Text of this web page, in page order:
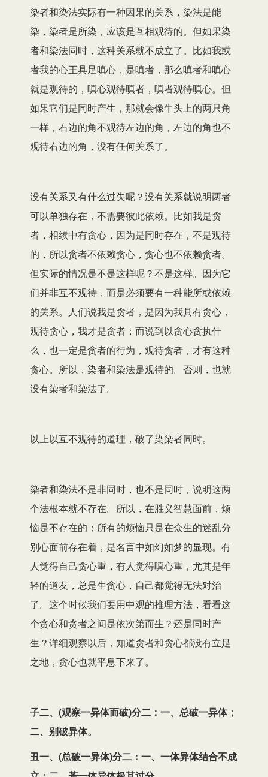
染者和染法实际有一种因果的关系，染法是能
染，染者是所染，应该是互相观待的。但如果染
者和染法同时，这种关系就不成立了。比如我或
者我的心王具足嗔心，是嗔者，那么嗔者和嗔心
就是观待的，嗔心观待嗔者，嗔者观待嗔心。但
如果它们是同时产生，那就会像牛头上的两只角
一样，右边的角不观待左边的角，左边的角也不
观待右边的角，没有任何关系了。
没有关系又有什么过失呢？没有关系就说明两者
可以单独存在，不需要彼此依赖。比如我是贪
者，相续中有贪心，因为是同时存在，不是观待
的，所以贪者不依赖贪心，贪心也不依赖贪者。
但实际的情况是不是这样呢？不是这样。因为它
们并非互不观待，而是必须要有一种能所或依赖
的关系。人们说我是贪者，是因为我具有贪心，
观待贪心，我才是贪者；而说到以贪心贪执什
么，也一定是贪者的行为，观待贪者，才有这种
贪心。所以，染者和染法是观待的。否则，也就
没有染者和染法了。
以上以互不观待的道理，破了染染者同时。
染者和染法不是非同时，也不是同时，说明这两
个法根本就不存在。所以，在胜义智慧面前，烦
恼是不存在的；所有的烦恼只是在众生的迷乱分
别心面前存在着，是名言中如幻如梦的显现。有
人觉得自己贪心重，有人觉得嗔心重，尤其是年
轻的道友，总是生贪心，自己都觉得无法对治
了。这个时候我们要用中观的推理方法，看看这
个贪心和贪者之间是依次第而生？还是同时产
生？详细观察以后，知道贪者和贪心都没有立足
之地，贪心也就平息下来了。
子二、(观察一异体而破)分二：一、总破一异体；
二、别破异体。
丑一、(总破一异体)分二：一、一体异体结合不成